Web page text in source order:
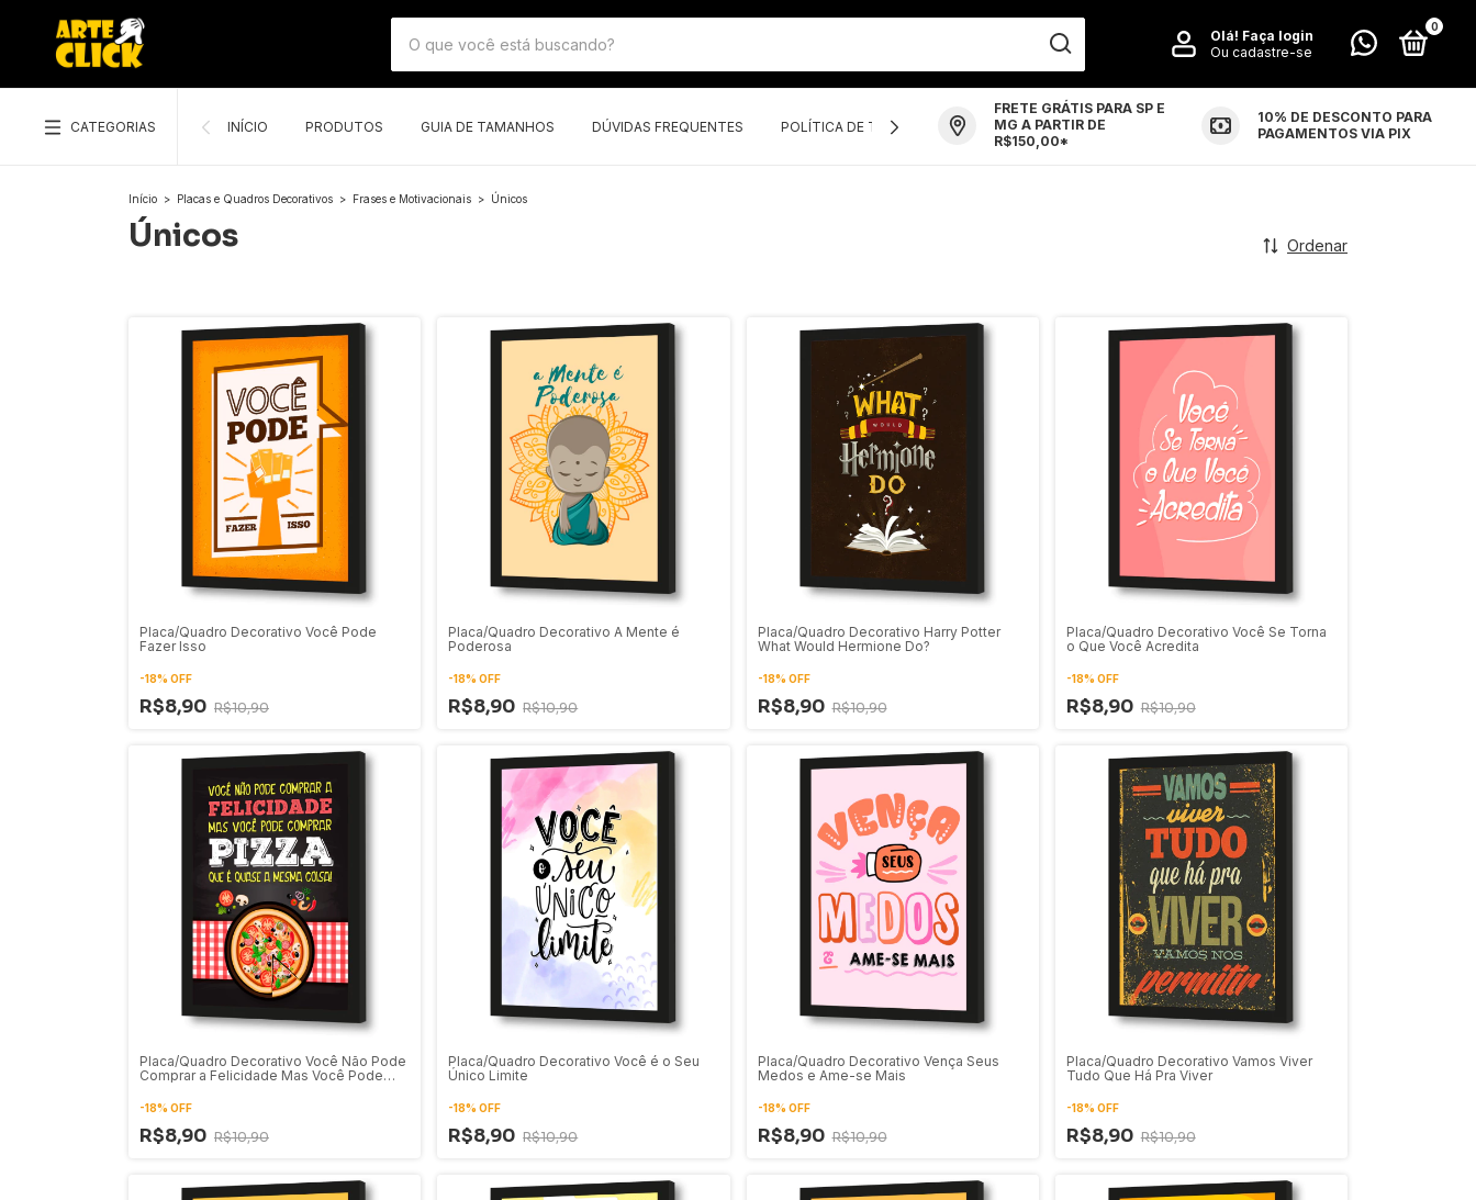
Olá! Faça login
Ou cadastre-se
0
CATEGORIAS INÍCIO PRODUTOS GUIA DE TAMANHOS DÚVIDAS FREQUENTES POLÍTICA DE TROCAS E DEVOLUÇÕES CONTATO
FRETE GRÁTIS PARA SP E
MG A PARTIR DE
R$150,00*
10% DE DESCONTO PARA
PAGAMENTOS VIA PIX
Início > Placas e Quadros Decorativos > Frases e Motivacionais > Únicos
Únicos Ordenar
Placa/Quadro Decorativo Você Pode
Fazer Isso
-18% OFF
R$8,90 R$10,90
Placa/Quadro Decorativo A Mente é
Poderosa
-18%OFF
R$8,90 R$10,90
Placa/Quadro Decorativo Harry Potter
What Would Hermione Do?
-18% OFF
R$8,90 R$10,90
Placa/Quadro Decorativo Você Se Torna
o Que Você Acredita
-18% OFF
R$8,90 R$10,90
Placa/Quadro Decorativo Você Não Pode
Comprar a Felicidade Mas Você Pode
-18% OFF
R$8,90 R$10,90
Placa/Quadro Decorativo Você é o Seu
Único Limite
-18%OFF
R$8,90 R$10,90
Placa/Quadro Decorativo Vença Seus
Medos e Ame-se Mais
-18% OFF
R$8,90 R$10,90
Placa/Quadro Decorativo Vamos Viver
Tudo Que Há Pra Viver
-18% OFF
R$8,90 R$10,90